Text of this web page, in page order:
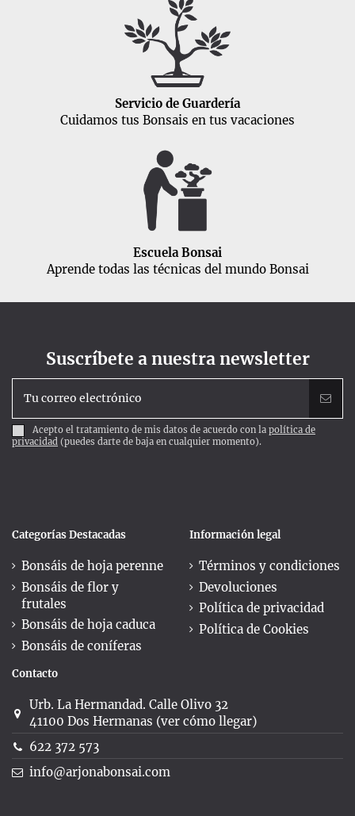
Servicio de Guardería
Cuidamos tus Bonsais en tus vacaciones
Escuela Bonsai
Aprende todas las técnicas del mundo Bonsai
Suscríbete a nuestra newsletter
Acepto el tratamiento de mis datos de acuerdo con la política de
privacidad (puedes darte de baja en cualquier momento).
Categorías Destacadas
Bonsáis de hoja perenne
Bonsáis de flor y
frutales
Bonsáis de hoja caduca
Bonsáis de coníferas
Información legal
Términos y condiciones
Devoluciones
Política de privacidad
Política de Cookies
Contacto
Urb. La Hermandad. Calle Olivo 32
41100 Dos Hermanas (ver cómo llegar)
622 372 573
info@arjonabonsai.com